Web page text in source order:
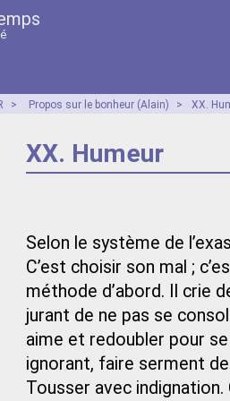
> Propos sur le bonheur (Alain) > XX.
XX. Humeur
Selon le système de
C’est choisir son mal ;
méthode d’abord. Il crie
jurant de ne pas se
aime et redoubler pour
ignorant, faire serment
Tousser avec indignation.